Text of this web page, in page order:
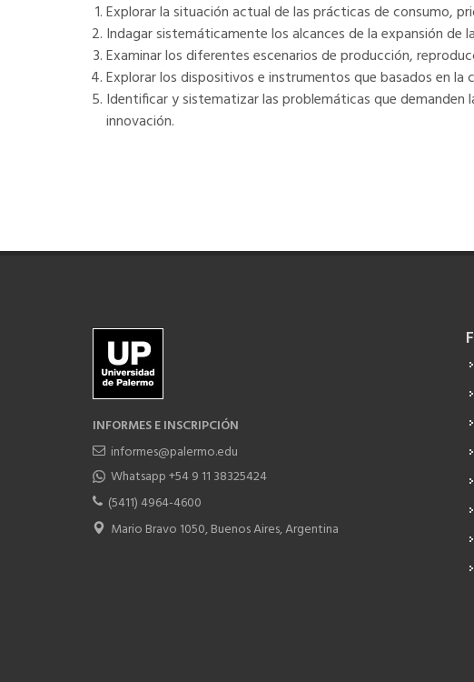
Explorar la situación actual de las prácticas de consumo,
Indagar sistemáticamente los alcances de la expansión de
Examinar los diferentes escenarios de producción,
Explorar los dispositivos e instrumentos que basados en
Identificar y sistematizar las problemáticas que
innovación.
INFORMES E INSCRIPCIÓN
informes@palermo.edu
Whatsapp +54 9 11 38325424
(5411) 4964-4600
Mario Bravo 1050, Buenos Aires, Argentina